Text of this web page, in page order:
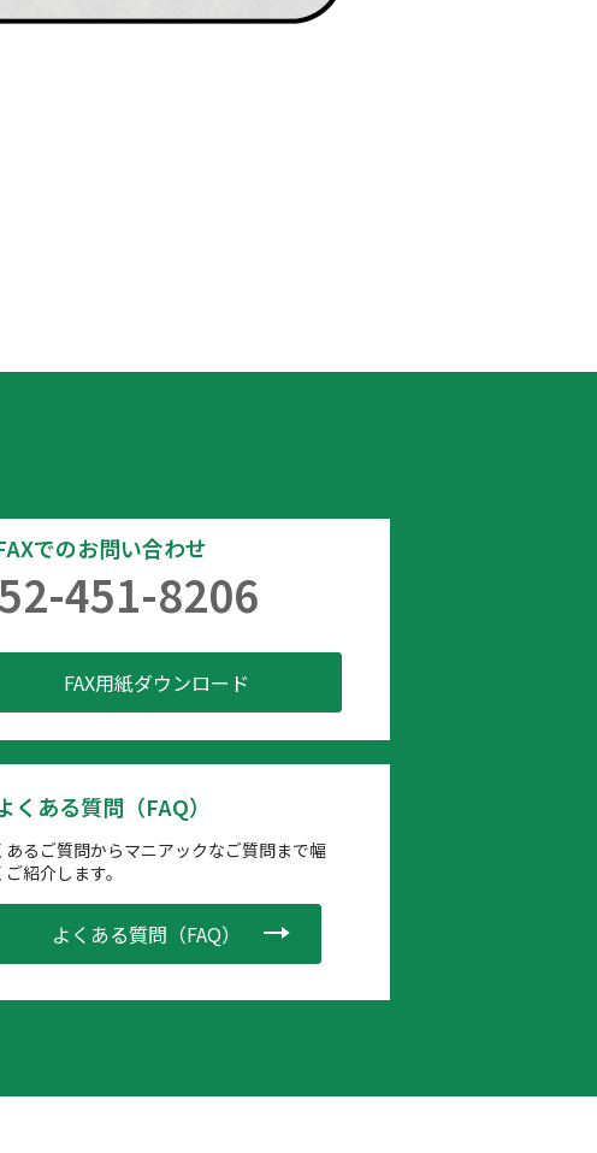
でのお問い合わせ
451-8206
FAX用紙ダウンロード
くある質問（FAQ）
あるご質問からマニアックなご質問まで幅
紹介します。
よくある質問（FAQ）